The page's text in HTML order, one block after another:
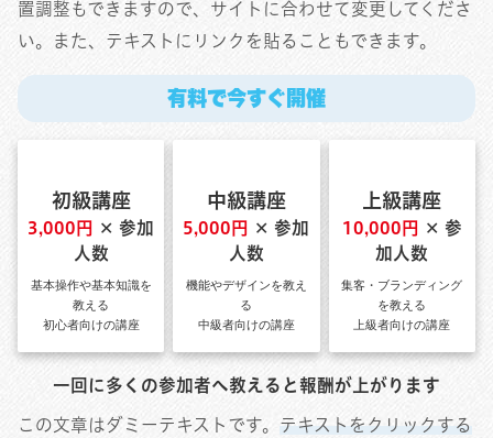
置調整もできますので、サイトに合わせて変更してくださ
い。また、テキストにリンクを貼ることもできます。
有料で今すぐ開催
初級講座
3,000円 ✕ 参加
人数
基本操作や基本知識を
教える
初心者向けの講座
中級講座
5,000円 ✕ 参加
人数
機能やデザインを教え
る
中級者向けの講座
上級講座
10,000円 ✕ 参
加人数
集客・ブランディング
を教える
上級者向けの講座
一回に多くの参加者へ教えると報酬が上がります
この文章はダミーテキストです。 テキストをクリックする